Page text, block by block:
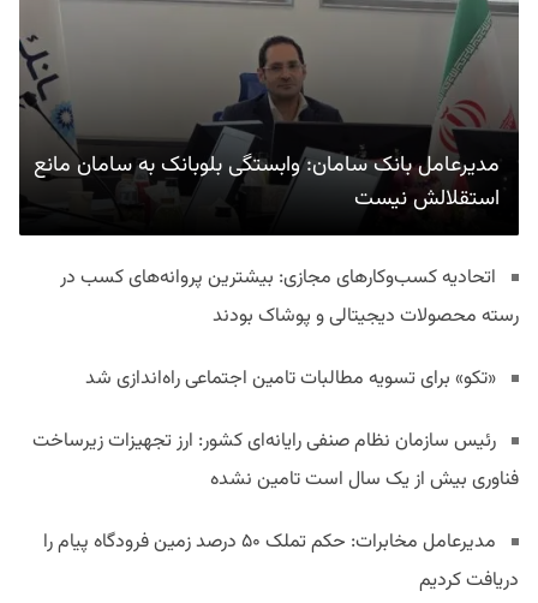
مدیرعامل بانک سامان: وابستگی بلوبانک به سامان مانع
استقلالش نیست
اتحادیه کسب‌وکارهای مجازی: بیشترین پروانه‌های کسب در
رسته محصولات دیجیتالی و پوشاک بودند
«تکو» برای تسویه مطالبات تامین اجتماعی راه‌اندازی شد
رئیس سازمان نظام صنفی رایانه‌ای کشور: ارز تجهیزات زیرساخت
فناوری بیش از یک سال است تامین نشده
مدیرعامل مخابرات: حکم تملک ۵۰ درصد زمین فرودگاه پیام را
دریافت کردیم